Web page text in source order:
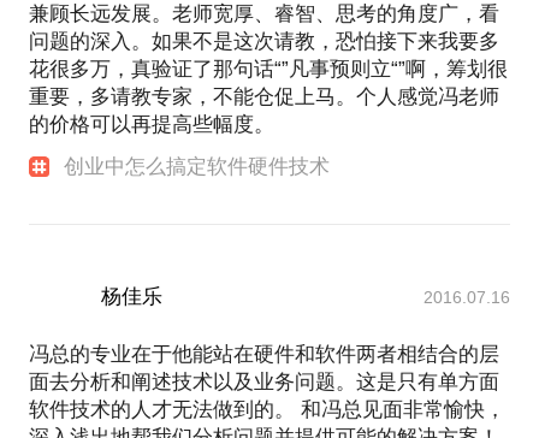
兼顾长远发展。老师宽厚、睿智、思考的角度广，看
问题的深入。如果不是这次请教，恐怕接下来我要多
花很多万，真验证了那句话“”凡事预则立“”啊，筹划很
重要，多请教专家，不能仓促上马。个人感觉冯老师
的价格可以再提高些幅度。
创业中怎么搞定软件硬件技术
杨佳乐 2016.07.16
冯总的专业在于他能站在硬件和软件两者相结合的层
面去分析和阐述技术以及业务问题。这是只有单方面
软件技术的人才无法做到的。 和冯总见面非常愉快，